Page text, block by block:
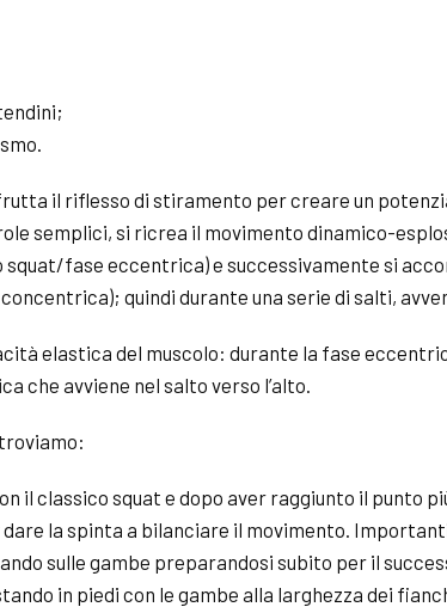
il riflesso di stiramento per creare un
semplici, si ricrea il movimento dinamico-
squat/fase eccentrica) e successivamente si
quindi durante una serie di salti,
elastica del muscolo: durante la fase
che avviene nel salto verso l’alto.
il classicosquat e dopo aver raggiunto il punto
la spinta a bilanciare il movimento.
sulle gambe preparandosi subito per il
in piedi con le gambe alla larghezza dei